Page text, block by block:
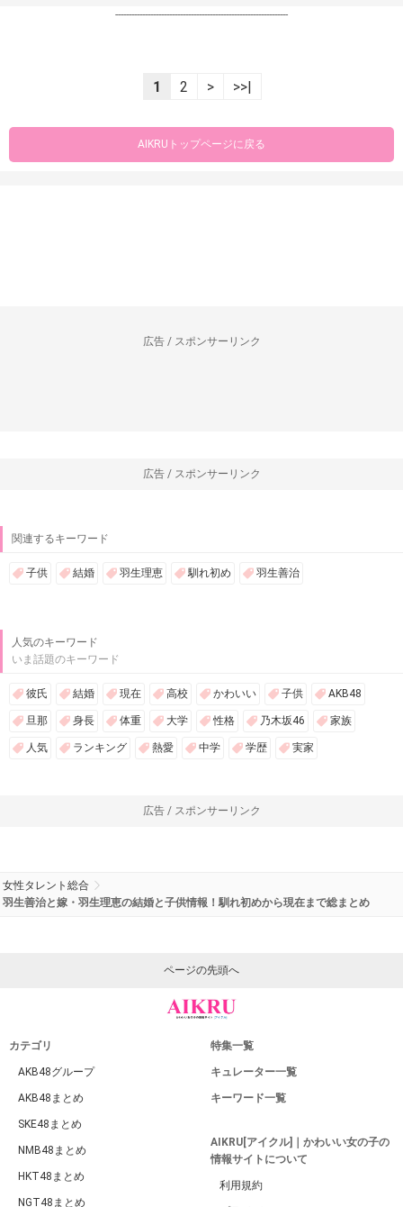
----------------------------------------------------------------
1 2 > >>|
AIKRUトップページに戻る
広告 / スポンサーリンク
広告 / スポンサーリンク
関連するキーワード
子供 結婚 羽生理恵 馴れ初め 羽生善治
人気のキーワード
いま話題のキーワード
彼氏 結婚 現在 高校 かわいい 子供 AKB48
旦那 身長 体重 大学 性格 乃木坂46 家族
人気 ランキング 熱愛 中学 学歴 実家
広告 / スポンサーリンク
女性タレント総合
羽生善治と嫁・羽生理恵の結婚と子供情報！馴れ初めから現在まで総まとめ
ページの先頭へ
カテゴリ
AKB48グループ
AKB48まとめ
SKE48まとめ
NMB48まとめ
HKT48まとめ
NGT48まとめ
特集一覧
キュレーター一覧
キーワード一覧
AIKRU[アイクル]｜かわいい女の子の
情報サイトについて
利用規約